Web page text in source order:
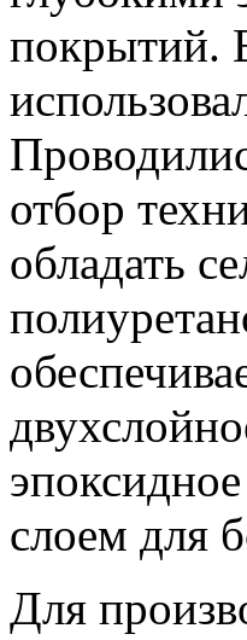
покрытий.
отбор
обладать
слоем для
Для